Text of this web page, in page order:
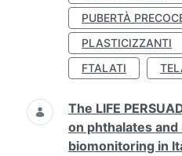
PUBERTÀ
PLASTICIZZANTI
FTALATI
The LIFE
on phthalates
biomonitoring in